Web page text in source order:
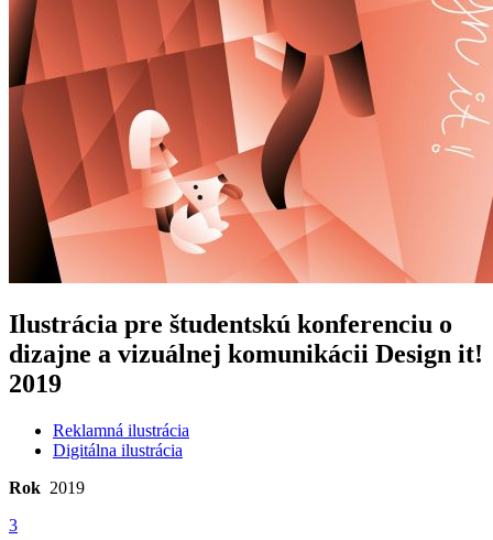
Ilustrácia pre študentskú konferenciu o
dizajne a vizuálnej komunikácii Design it!
2019
Reklamná ilustrácia
Digitálna ilustrácia
Rok 2019
3